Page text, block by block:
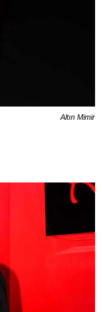
Altın Mimir